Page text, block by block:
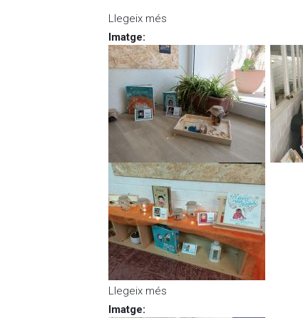
Llegeix més
Imatge:
,
Llegeix més
Imatge: